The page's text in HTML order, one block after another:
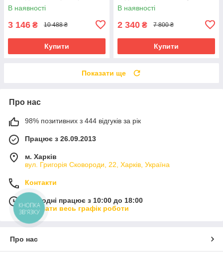
42.
В наявності
3 146 ₴ 10 488 ₴
Купити
В наявності
2 340 ₴ 7 800 ₴
Купити
Показати ще
Про нас
98% позитивних з 444 відгуків за рік
Працює з 26.09.2013
м. Харків
вул. Григорія Сковороди, 22, Харків, Україна
Контакти
Сьогодні працює з 10:00 до 18:00
Показати весь графік роботи
Про нас
КНОПКА
ЗВ'ЯЗКУ